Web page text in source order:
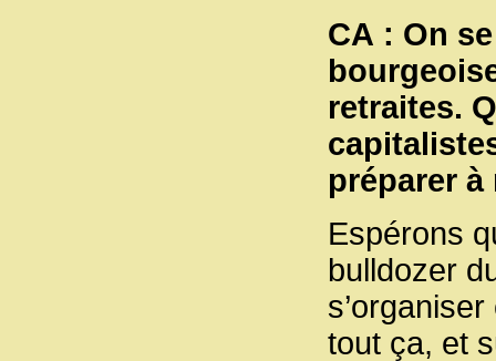
CA : On
retraites.
préparer à
Espérons
bulldozer
tout ça, et